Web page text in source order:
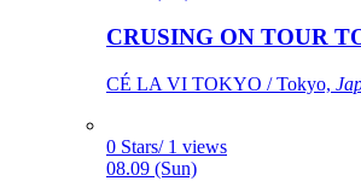
CRUSING ON TOUR
CÉ LA VI TOKYO / Tokyo,
0 Stars/ 1 views
08.09 (Sun)